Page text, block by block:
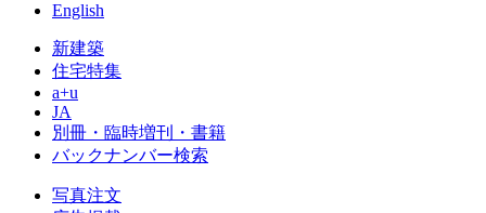
English
新建築
住宅特集
a+u
JA
別冊・臨時増刊・書籍
バックナンバー検索
写真注文